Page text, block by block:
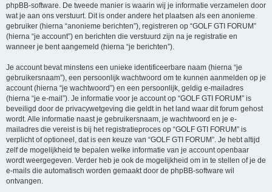
phpBB-software. De tweede manier is waarin wij je informatie verzamelen door
wat je aan ons verstuurt. Dit is onder andere het plaatsen als een anonieme
gebruiker (hierna “anonieme berichten”), registreren op “GOLF GTI FORUM”
(hierna “je account”) en berichten die verstuurd zijn na je registratie en
wanneer je bent aangemeld (hierna “je berichten”).
Je account bevat minstens een unieke identificeerbare naam (hierna “je
gebruikersnaam”), een persoonlijk wachtwoord om te kunnen aanmelden op je
account (hierna “je wachtwoord”) en een persoonlijk, geldig e-mailadres
(hierna “je e-mail”). Je informatie voor je account op “GOLF GTI FORUM” is
beveiligd door de privacywetgeving die geldt in het land waar dit forum gehost
wordt. Alle informatie naast je gebruikersnaam, je wachtwoord en je e-
mailadres die vereist is bij het registratieproces op “GOLF GTI FORUM” is
verplicht of optioneel, dat is een keuze van “GOLF GTI FORUM”. Je hebt altijd
zelf de mogelijkheid te bepalen welke informatie van je account openbaar
wordt weergegeven. Verder heb je ook de mogelijkheid om in te stellen of je de
e-mails die automatisch worden gemaakt door de phpBB-software wil
ontvangen.